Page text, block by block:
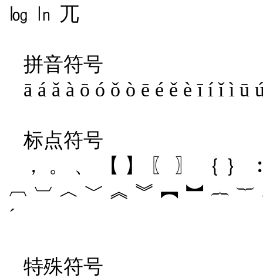
㏒ ㏑ 兀
拼音符号
ā á ǎ à ō ó ǒ ò ē é ě è ī í ǐ ì ū
标点符号
， 。 、 【 】 〖 〗 ｛ ｝
︹ ︺ ︿ ﹀ ︽ ︾ ︻ ︼ ︷
ˊ
特殊符号